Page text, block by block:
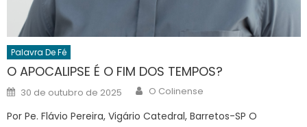
Palavra De Fé
O APOCALIPSE É O FIM DOS TEMPOS?
Posted
on
30 de outubro de 2025 Author
O Colinense
Por Pe. Flávio Pereira, Vigário Catedral, Barretos-SP O